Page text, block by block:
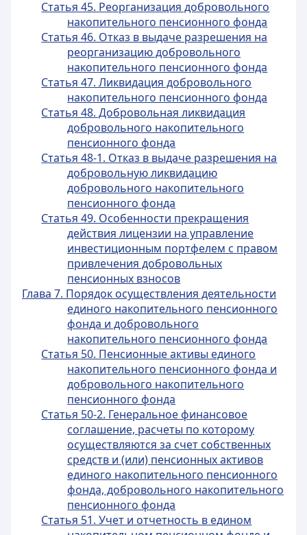
Статья 45. Реорганизация добровольного
накопительного пенсионного фонда
Статья 46. Отказ в выдаче разрешения на
реорганизацию добровольного
накопительного пенсионного фонда
Статья 47. Ликвидация добровольного
накопительного пенсионного фонда
Статья 48. Добровольная ликвидация
добровольного накопительного
пенсионного фонда
Статья 48-1. Отказ в выдаче разрешения на
добровольную ликвидацию
добровольного накопительного
пенсионного фонда
Статья 49. Особенности прекращения
действия лицензии на управление
инвестиционным портфелем с правом
привлечения добровольных
пенсионных взносов
Глава 7. Порядок осуществления деятельности
единого накопительного пенсионного
фонда и добровольного
накопительного пенсионного фонда
Статья 50. Пенсионные активы единого
накопительного пенсионного фонда и
добровольного накопительного
пенсионного фонда
Статья 50-2. Генеральное финансовое
соглашение, расчеты по которому
осуществляются за счет собственных
средств и (или) пенсионных активов
единого накопительного пенсионного
фонда, добровольного накопительного
пенсионного фонда
Статья 51. Учет и отчетность в едином